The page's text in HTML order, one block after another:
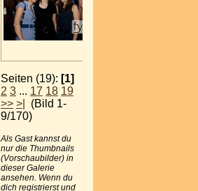
Seiten (19): [1]
2 3 ... 17 18 19
>> >|
(Bild 1-
9/170)
Als Gast kannst du
nur die Thumbnails
(Vorschaubilder) in
dieser Galerie
ansehen. Wenn du
dich registrierst und